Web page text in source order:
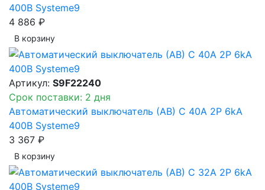
400В Systeme9
4 886 ₽
В корзинy
Артикул: S9F22240
Срок поставки: 2 дня
Автоматический выключатель (АВ) C 40A 2P 6kA
400В Systeme9
3 367 ₽
В корзинy